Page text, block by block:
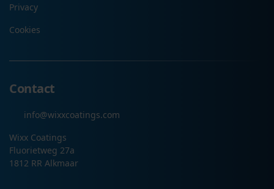
Privacy
Cookies
Contact
info@wixxcoatings.com
Wixx Coatings
Fluorietweg 27a
1812 RR Alkmaar